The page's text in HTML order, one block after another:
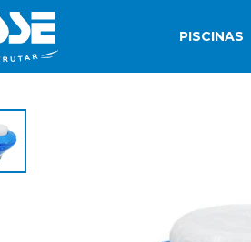
PISCINAS